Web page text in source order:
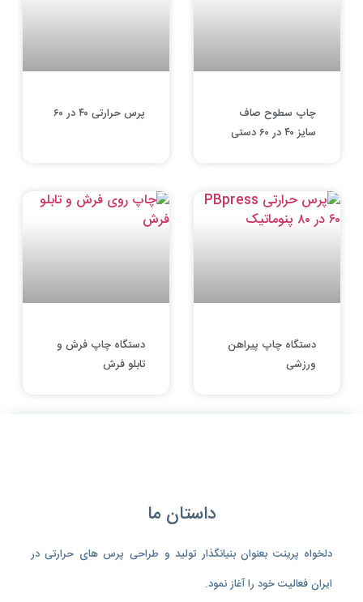
چاپ سطوح صاف
سایز ۴۰ در ۶۰ دستی
پرس حرارتی ۴۰ در ۶۰
دستگاه چاپ پیراهن
ورزشی
دستگاه چاپ فرش و
تابلو فرش
داستان ما
دلخواه پرینت بعنوان بنیانگذار تولید و طراحی پرس های حرارتی در
ایران فعالیت خود را آغاز نمود.